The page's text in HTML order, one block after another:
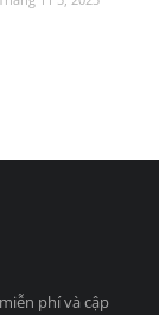
phí và cập